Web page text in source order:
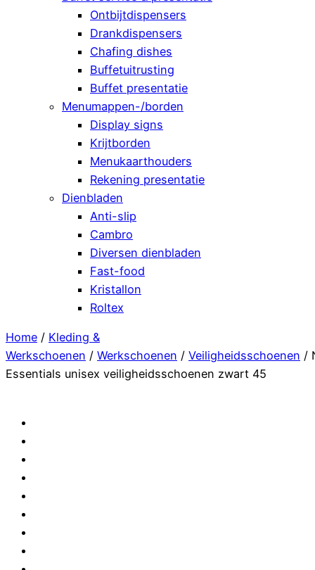
Ontbijtdispensers
Drankdispensers
Chafing dishes
Buffetuitrusting
Buffet presentatie
Menumappen-/borden
Display signs
Krijtborden
Menukaarthouders
Rekening presentatie
Dienbladen
Anti-slip
Cambro
Diversen dienbladen
Fast-food
Kristallon
Roltex
Home / Kleding &
Werkschoenen / Werkschoenen / Veiligheidsschoenen /
Essentials unisex veiligheidsschoenen zwart 45